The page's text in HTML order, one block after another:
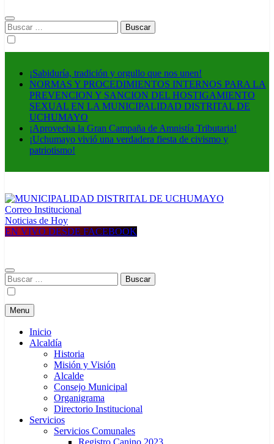
Buscar:
¡Sabiduría, tradición y orgullo que nos unen!
NORMAS Y PROCEDIMIENTOS INTERNOS PARA LA
PREVENCION Y SANCION DEL HOSTIGAMIENTO
SEXUAL EN LA MUNICIPALIDAD DISTRITAL DE
UCHUMAYO
¡Aprovecha la Gran Campaña de Amnistía Tributaria!
¡Uchumayo vivió una verdadera fiesta de civismo y
patriotismo!
MUNICIPALIDAD
Construyendo una nueva Historia
Correo Institucional
Noticias de Hoy
EN VIVO DESDE FACEBOOK
Buscar:
Menu
Inicio
Alcaldía
Historia
Misión y Visión
Alcalde
Consejo Municipal
Organigrama
Directorio Institucional
Servicios
Servicios Comunales
Registro Canino 2023